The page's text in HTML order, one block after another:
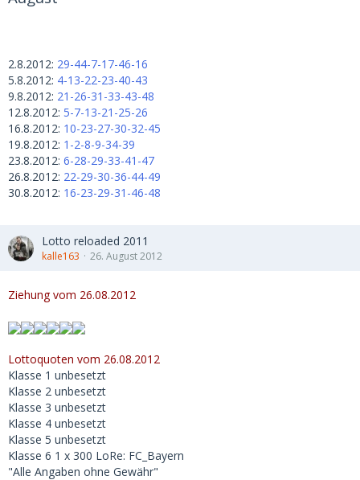
2.8.2012: 29-44-7-17-46-16
5.8.2012: 4-13-22-23-40-43
9.8.2012: 21-26-31-33-43-48
12.8.2012: 5-7-13-21-25-26
16.8.2012: 10-23-27-30-32-45
19.8.2012: 1-2-8-9-34-39
23.8.2012: 6-28-29-33-41-47
26.8.2012: 22-29-30-36-44-49
30.8.2012: 16-23-29-31-46-48
Lotto reloaded 2011
kalle163 26. August 2012
Ziehung vom 26.08.2012
Lottoquoten vom 26.08.2012
Klasse 1 unbesetzt
Klasse 2 unbesetzt
Klasse 3 unbesetzt
Klasse 4 unbesetzt
Klasse 5 unbesetzt
Klasse 6 1 x 300 LoRe: FC_Bayern
"Alle Angaben ohne Gewähr"